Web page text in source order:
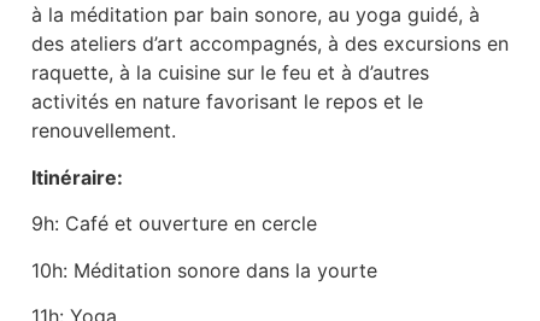
à la méditation par bain sonore, au yoga guidé, à
des ateliers d’art accompagnés, à des excursions en
raquette, à la cuisine sur le feu et à d’autres
activités en nature favorisant le repos et le
renouvellement.
Itinéraire:
9h: Café et ouverture en cercle
10h: Méditation sonore dans la yourte
11h: Yoga